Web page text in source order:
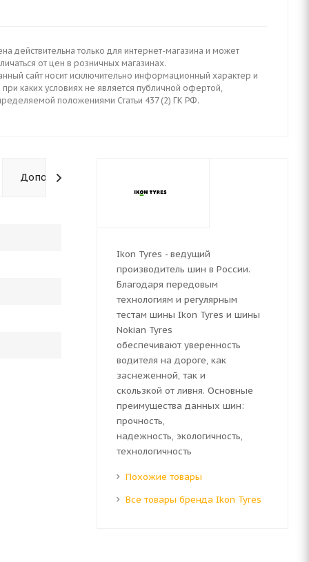
действительна только для интернет-магазина и может
от цен в розничных магазинах.
сайт носит исключительно информационный характер и
при каких условиях не является публичной офертой,
положениями Статьи 437 (2) ГК РФ.
Дополнительно
Ikon Tyres - ведущий
производитель шин в России.
Благодаря передовым
технологиям и регулярным
тестам шины Ikon Tyres и шины
Nokian Tyres
обеспечивают уверенность
водителя на дороге, как
заснеженной, так и
скользкой от ливня. Основные
преимущества данных шин:
прочность,
надежность, экологичность,
технологичность
Похожие товары
Все товары бренда Ikon Tyres